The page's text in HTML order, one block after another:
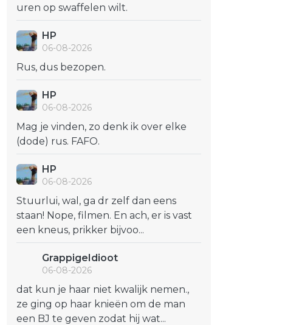
uren op swaffelen wilt.
HP
06-08-2026
Rus, dus bezopen.
HP
06-08-2026
Mag je vinden, zo denk ik over elke
(dode) rus. FAFO.
HP
06-08-2026
Stuurlui, wal, ga dr zelf dan eens
staan! Nope, filmen. En ach, er is vast
een kneus, prikker bijvoo...
GrappigeIdioot
06-08-2026
dat kun je haar niet kwalijk nemen.,
ze ging op haar knieën om de man
een BJ te geven zodat hij wat...